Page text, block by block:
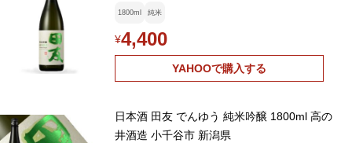
1800ml 純米
¥4,400
YAHOOで購入する
日本酒 田友 でんゆう 純米吟醸 1800ml 高の
井酒造 小千谷市 新潟県